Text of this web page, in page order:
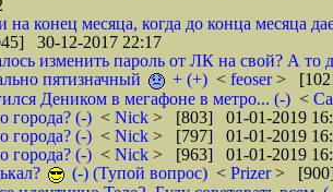
конец месяца, когда до конца месяца
30-12-2017 22:17
изменить пароль от ЛК на свой? А то
пятизначный
+ (+) < feoser>
Деником в мегафоне в метро... (-) <
города? (-) < Nick > [803] 01-01-2019
города? (-) < Nick > [797] 01-01-2019
города? (-) < Nick > [963] 01-01-2019
(-) (Тупой вопрос) < Prizer>